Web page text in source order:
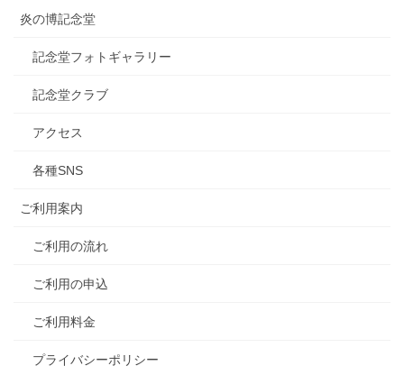
炎の博記念堂
記念堂フォトギャラリー
記念堂クラブ
アクセス
各種SNS
ご利用案内
ご利用の流れ
ご利用の申込
ご利用料金
プライバシーポリシー